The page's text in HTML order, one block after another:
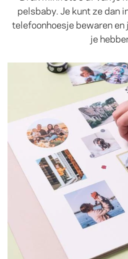
pelsbaby. Je kunt ze dan
telefoonhoesje bewaren
je